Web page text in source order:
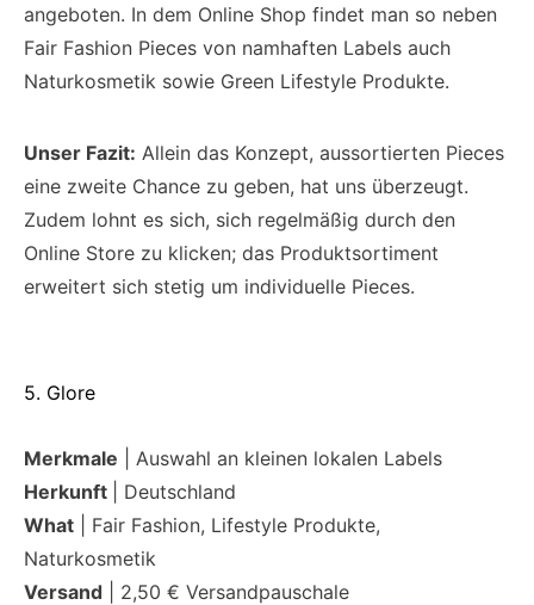
angeboten. In dem Online Shop findet man so neben
Fair Fashion Pieces von namhaften Labels auch
Naturkosmetik sowie Green Lifestyle Produkte.
Unser Fazit: Allein das Konzept, aussortierten Pieces
eine zweite Chance zu geben, hat uns überzeugt.
Zudem lohnt es sich, sich regelmäßig durch den
Online Store zu klicken; das Produktsortiment
erweitert sich stetig um individuelle Pieces.
5. Glore
Merkmale | Auswahl an kleinen lokalen Labels
Herkunft
| Deutschland
What | Fair Fashion, Lifestyle Produkte,
Naturkosmetik
Versand | 2,50 € Versandpauschale